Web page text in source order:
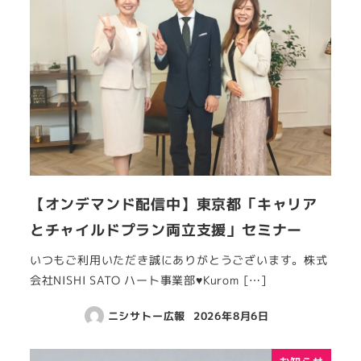
【オンデマンド配信中】東京都「キャリア
とチャイルドプラン両立支援」セミナー
いつもご利用いただき誠にありがとうございます。株式
会社NISHI SATO ハート事業部♥Kurom […]
ニシサトー広報 2026年8月6日